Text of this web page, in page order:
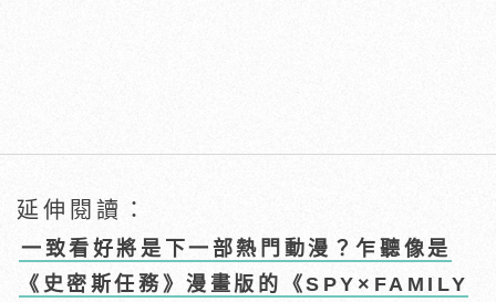
延伸閱讀：
一致看好將是下一部熱門動漫？乍聽像是
《史密斯任務》漫畫版的《SPY×FAMILY